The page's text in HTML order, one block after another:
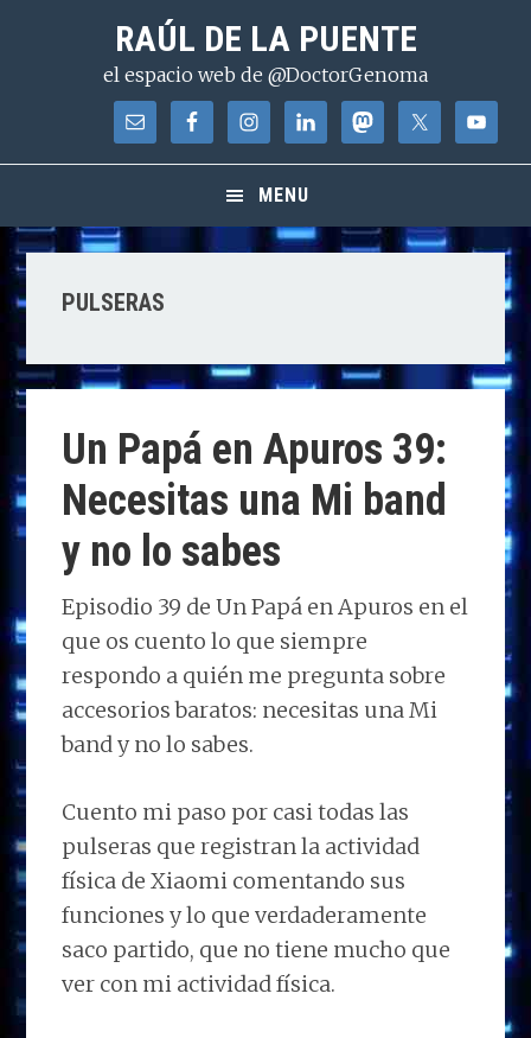
contenido
RAÚL DE LA PUENTE
el espacio web de @DoctorGenoma
MENU
PULSERAS
Un Papá en Apuros 39:
Necesitas una Mi band
y no lo sabes
Episodio 39 de Un Papá en Apuros en el
que os cuento lo que siempre
respondo a quién me pregunta sobre
accesorios baratos: necesitas una Mi
band y no lo sabes.
Cuento mi paso por casi todas las
pulseras que registran la actividad
física de Xiaomi comentando sus
funciones y lo que verdaderamente
saco partido, que no tiene mucho que
ver con mi actividad física.